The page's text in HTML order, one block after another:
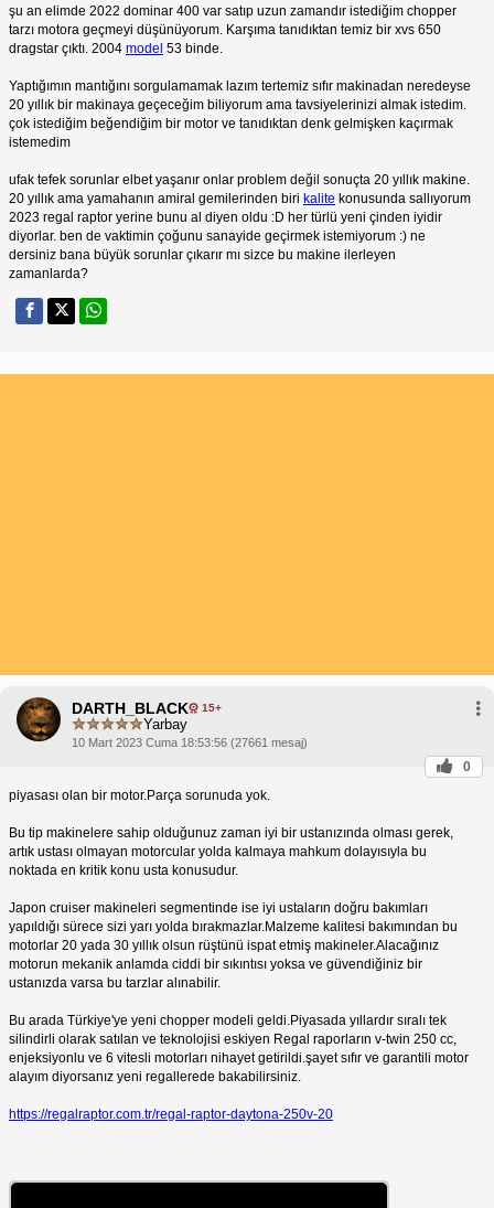
şu an elimde 2022 dominar 400 var satıp uzun zamandır istediğim chopper
tarzı motora geçmeyi düşünüyorum. Karşıma tanıdıktan temiz bir xvs 650
dragstar çıktı. 2004 model 53 binde.
Yaptığımın mantığını sorgulamamak lazım tertemiz sıfır makinadan neredeyse
20 yıllık bir makinaya geçeceğim biliyorum ama tavsiyelerinizi almak istedim.
çok istediğim beğendiğim bir motor ve tanıdıktan denk gelmişken kaçırmak
istemedim
ufak tefek sorunlar elbet yaşanır onlar problem değil sonuçta 20 yıllık makine.
20 yıllık ama yamahanın amiral gemilerinden biri kalite konusunda sallıyorum
2023 regal raptor yerine bunu al diyen oldu :D her türlü yeni çinden iyidir
diyorlar. ben de vaktimin çoğunu sanayide geçirmek istemiyorum :) ne
dersiniz bana büyük sorunlar çıkarır mı sizce bu makine ilerleyen
zamanlarda?
DARTH_BLACK 15+
Yarbay
10 Mart 2023 Cuma 18:53:56 (27661 mesaj)
0
piyasası olan bir motor.Parça sorunuda yok.
Bu tip makinelere sahip olduğunuz zaman iyi bir ustanızında olması gerek,
artık ustası olmayan motorcular yolda kalmaya mahkum dolayısıyla bu
noktada en kritik konu usta konusudur.
Japon cruiser makineleri segmentinde ise iyi ustaların doğru bakımları
yapıldığı sürece sizi yarı yolda bırakmazlar.Malzeme kalitesi bakımından bu
motorlar 20 yada 30 yıllık olsun rüştünü ispat etmiş makineler.Alacağınız
motorun mekanik anlamda ciddi bir sıkıntısı yoksa ve güvendiğiniz bir
ustanızda varsa bu tarzlar alınabilir.
Bu arada Türkiye'ye yeni chopper modeli geldi.Piyasada yıllardır sıralı tek
silindirli olarak satılan ve teknolojisi eskiyen Regal raporların v-twin 250 cc,
enjeksiyonlu ve 6 vitesli motorları nihayet getirildi.şayet sıfır ve garantili motor
alayım diyorsanız yeni regallerede bakabilirsiniz.
https://regalraptor.com.tr/regal-raptor-daytona-250v-20